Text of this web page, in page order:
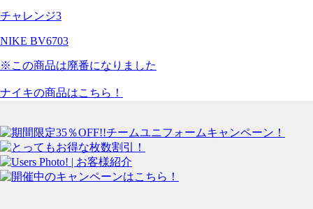
チャレンジ3
NIKE BV6703
※この商品は廃番になりました
ナイキの商品はこちら！